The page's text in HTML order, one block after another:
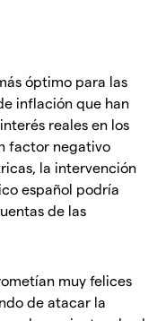
óptimo para las
inflación que han
reales en los
factor negativo
la intervención
español podría
de las
muy felices
de atacar la